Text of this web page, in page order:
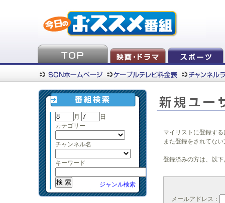
月
日
カテゴリー
チャンネル名
キーワード
ジャンル検索
マイリストに登録す
また登録をされてな
登録済みの方は、以
メールアドレス：